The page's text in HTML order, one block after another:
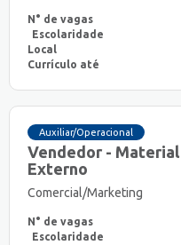
N° de vagas
Escolaridade
Local
Currículo até
Auxiliar/Operacional
Vendedor -
Externo
Comercial/Marketing
N° de vagas
Escolaridade